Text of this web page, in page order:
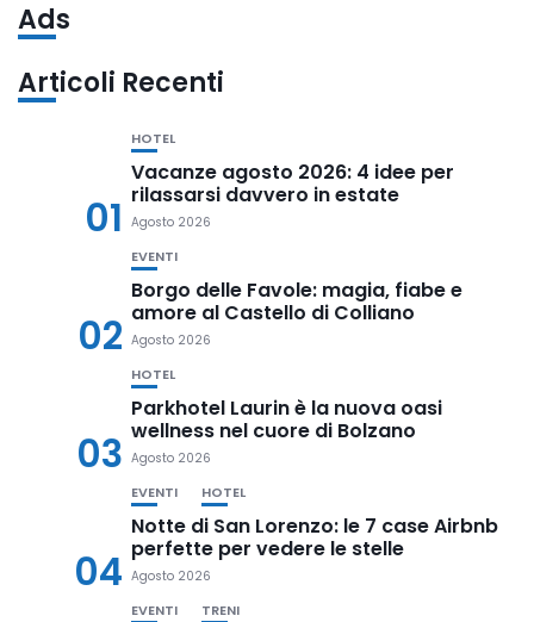
Ads
Articoli Recenti
01
HOTEL
Vacanze agosto 2026: 4 idee per
rilassarsi davvero in estate
Agosto 2026
02
EVENTI
Borgo delle Favole: magia, fiabe e
amore al Castello di Colliano
Agosto 2026
03
HOTEL
Parkhotel Laurin è la nuova oasi
wellness nel cuore di Bolzano
Agosto 2026
04
EVENTI HOTEL
Notte di San Lorenzo: le 7 case Airbnb
perfette per vedere le stelle
Agosto 2026
EVENTI TRENI